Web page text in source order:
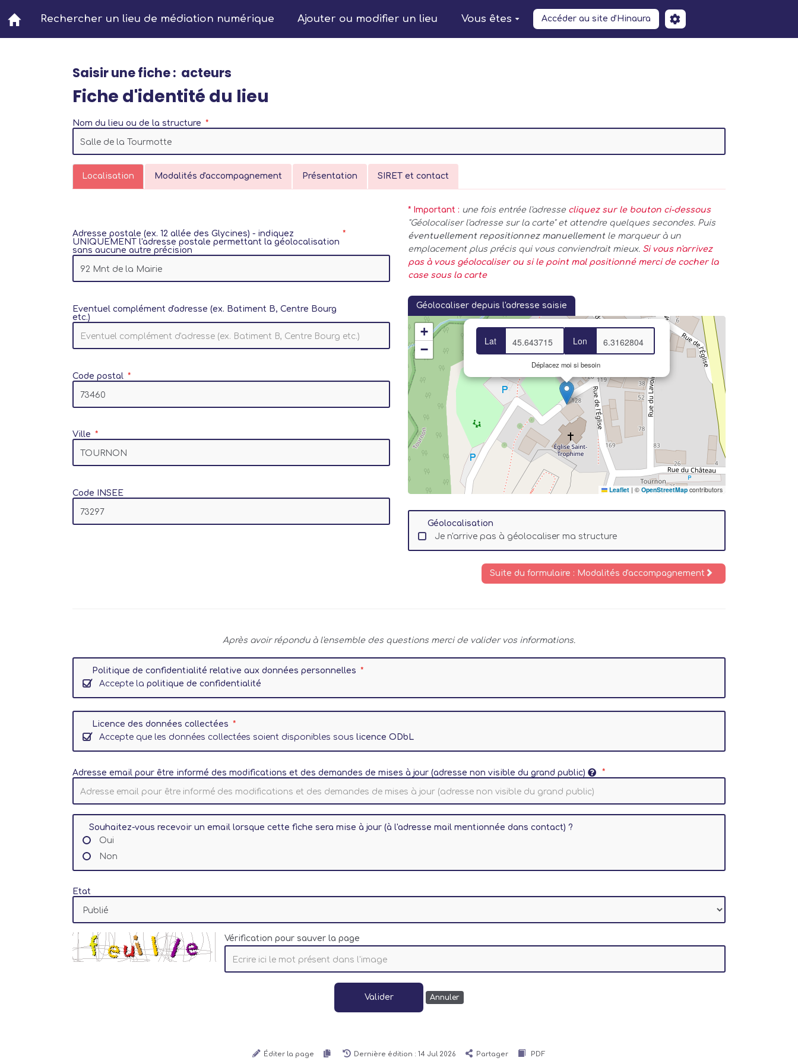
Aller au contenu principal
Rechercher un lieu de médiation numérique Ajouter ou modifier un lieu Vous êtes Accéder au site d'Hinaura
Saisir une fiche : acteurs
Fiche d'identité du lieu
Nom du lieu ou de la structure
Localisation Modalités d'accompagnement Présentation SIRET et contact
Adresse postale (ex. 12 allée des Glycines) - indiquez
UNIQUEMENT l'adresse postale permettant la géolocalisation
sans aucune autre précision
Eventuel complément d'adresse (ex. Batiment B, Centre Bourg
etc.)
Code postal
Ville
Code INSEE
* Important : une fois entrée l'adresse cliquez sur le bouton ci-dessous
"Géolocaliser l'adresse sur la carte" et attendre quelques secondes. Puis
éventuellement repositionnez manuellementle marqueur à un
emplacement plus précis qui vous conviendrait mieux. Si vous n'arrivez
pas à vous géolocaliser ou si le point mal positionné merci de cocher la
case sous la carte
Géolocaliser depuis l'adresse saisie
Lat Lon
Déplacez moi si besoin
+
−
Leaflet | © OpenStreetMap contributors
Géolocalisation
Je n'arrive pas à géolocaliser ma structure
Suite du formulaire : Modalités d'accompagnement
Après avoir répondu à l'ensemble des questions merci de valider vos informations.
Politique de confidentialité relative aux données personnelles
Accepte la politique de confidentialité
Licence des données collectées
Accepte que les données collectées soient disponibles sous licence ODbL
Adresse email pour être informé des modifications et des demandes de mises à jour (adresse non visible du grand public)
Souhaitez-vous recevoir un email lorsque cette fiche sera mise à jour (à l'adresse mail mentionnée dans contact) ?
Oui
Non
Etat
Vérification pour sauver la page
Valider Annuler
Éditer la page Dernière édition : 14 Jul 2026 Partager PDF